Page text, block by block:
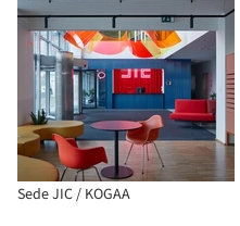
Sede JIC / KOGAA